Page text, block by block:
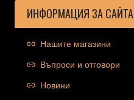
ИНФОРМАЦИЯ ЗА САЙТА
Нашите магазини
Въпроси и отговори
Новини